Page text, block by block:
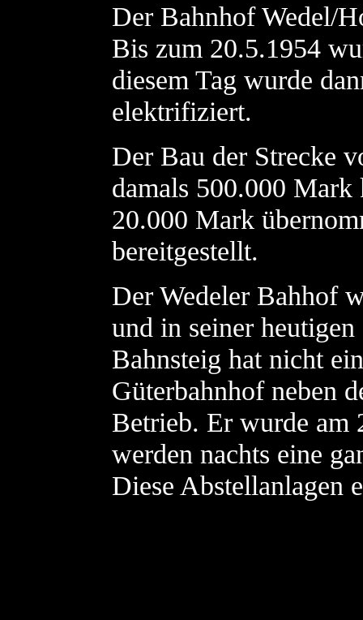
Der Bahnhof Wedel/
Bis zum 20.5.1954
diesem Tag wurde
elektrifiziert.
Der Bau der Strecke
damals 500.000 Mark
20.000 Mark
bereitgestellt.
Der Wedeler Bahhof
und in seiner
Bahnsteig hat nicht
Güterbahnhof neben
Betrieb. Er wurde am
werden nachts eine
Diese Abstellanlagen